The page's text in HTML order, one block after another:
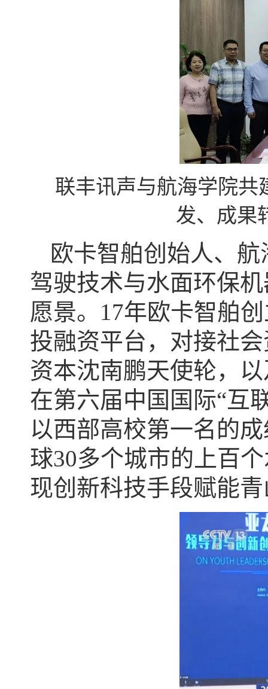
联丰讯声与航海学院共
发、成果
欧卡智舶创始人、
驾驶技术与水面环保
愿景。17年欧卡智舶
投融资平台，对接社
资本沈南鹏天使轮，
在第六届中国国际“互
以西部高校第一名的
球30多个城市的上百
现创新科技手段赋能